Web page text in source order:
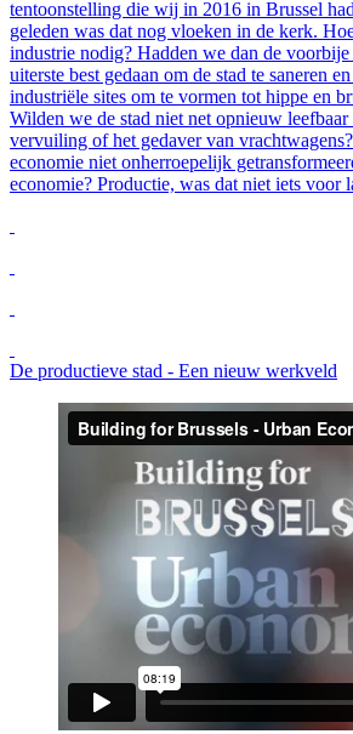
tentoonstelling die wij in 2016 in Brussel
geleden was dat nog vloeken in de kerk.
industrie nodig? Hadden we dan de voorbije
uiterste best gedaan om de stad te saneren
industriële sites om te vormen tot hippe en
Wilden we de stad niet net opnieuw
vervuiling of het gedaver van
economie niet onherroepelijk
economie? Productie, was dat niet iets voor
De productieve stad - Een nieuw werkveld